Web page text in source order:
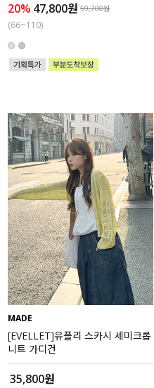
20% 47,800원 59,700원
(66~110)
MADE
[EVELLET]유플리 스카시 세미크롭
니트 가디건
35,800원